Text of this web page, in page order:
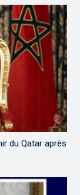
du Qatar après